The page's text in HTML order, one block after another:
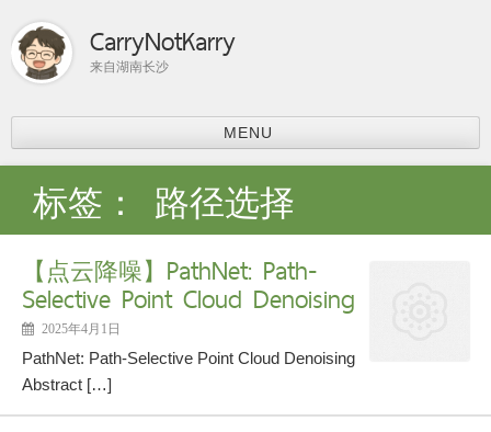
CarryNotKarry
来自湖南长沙
MENU
比赛总结
ACM-ICPC
分享
上课内容
课程学习
科研
论文阅读
个人主页
标签： 路径选择
【点云降噪】PathNet: Path-
Selective Point Cloud Denoising
2025年4月1日
PathNet: Path-Selective Point Cloud Denoising
Abstract […]